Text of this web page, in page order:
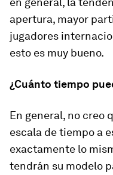
apertura, mayor
jugadores
esto es muy bueno.
¿Cuánto tiempo
En general, no creo
escala de tiempo a
exactamente lo
tendrán su modelo